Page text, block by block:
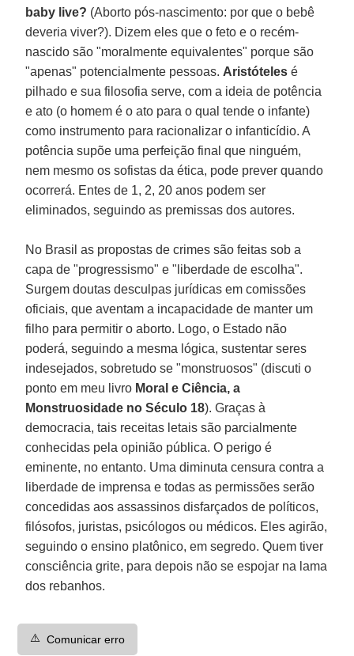
baby live? (Aborto pós-nascimento: por que o bebê
deveria viver?). Dizem eles que o feto e o recém-
nascido são "moralmente equivalentes" porque são
"apenas" potencialmente pessoas. Aristótelesé
pilhado e sua filosofia serve, com a ideia de potência
e ato (o homem é o ato para o qual tende o infante)
como instrumento para racionalizar o infanticídio. A
potência supõe uma perfeição final que ninguém,
nem mesmo os sofistas da ética, pode prever quando
ocorrerá. Entes de 1, 2, 20 anos podem ser
eliminados, seguindo as premissas dos autores.
No Brasil as propostas de crimes são feitas sob a
capa de "progressismo" e "liberdade de escolha".
Surgem doutas desculpas jurídicas em comissões
oficiais, que aventam a incapacidade de manter um
filho para permitir o aborto. Logo, o Estado não
poderá, seguindo a mesma lógica, sustentar seres
indesejados, sobretudo se "monstruosos" (discuti o
ponto em meu livro Moral e Ciência, a
Monstruosidade no Século 18). Graças à
democracia, tais receitas letais são parcialmente
conhecidas pela opinião pública. O perigo é
eminente, no entanto. Uma diminuta censura contra a
liberdade de imprensa e todas as permissões serão
concedidas aos assassinos disfarçados de políticos,
filósofos, juristas, psicólogos ou médicos. Eles agirão,
seguindo o ensino platônico, em segredo. Quem tiver
consciência grite, para depois não se espojar na lama
dos rebanhos.
⚠️ Comunicar erro